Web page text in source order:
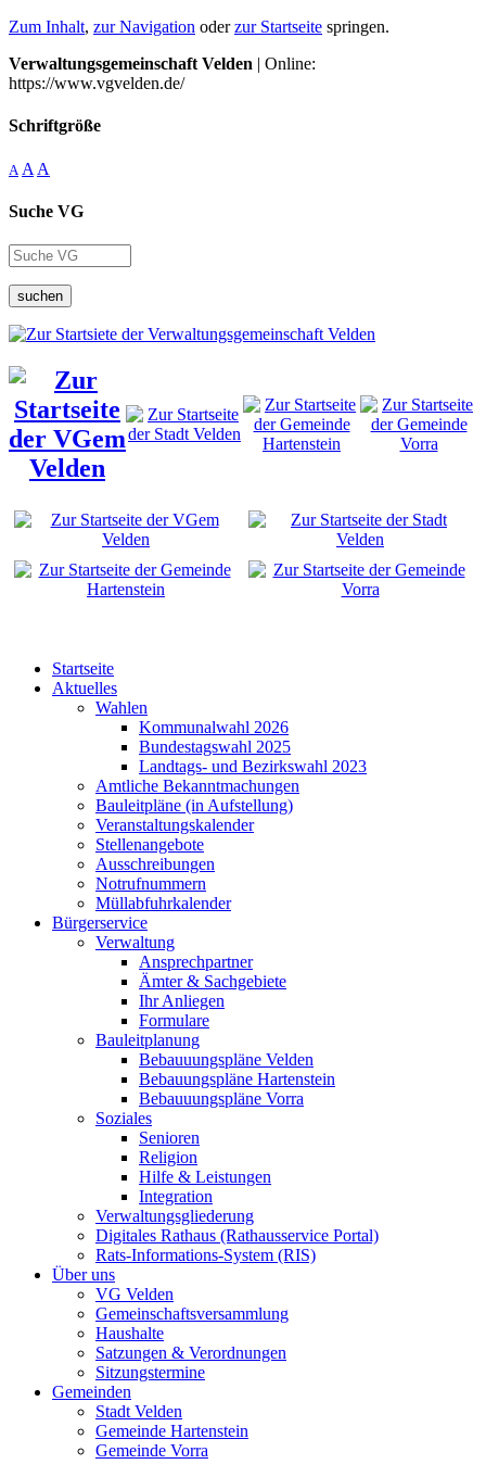
Zum Inhalt, zur Navigation oderzur Startseite springen.
Verwaltungsgemeinschaft Velden | Online:
https://www.vgvelden.de/
Schriftgröße
A A A
Suche VG
suchen
Startseite
Aktuelles
Wahlen
Kommunalwahl 2026
Bundestagswahl 2025
Landtags- und Bezirkswahl 2023
Amtliche Bekanntmachungen
Bauleitpläne (in Aufstellung)
Veranstaltungskalender
Stellenangebote
Ausschreibungen
Notrufnummern
Müllabfuhrkalender
Bürgerservice
Verwaltung
Ansprechpartner
Ämter & Sachgebiete
Ihr Anliegen
Formulare
Bauleitplanung
Bebauuungspläne Velden
Bebauungspläne Hartenstein
Bebauuungspläne Vorra
Soziales
Senioren
Religion
Hilfe & Leistungen
Integration
Verwaltungsgliederung
Digitales Rathaus (Rathausservice Portal)
Rats-Informations-System (RIS)
Über uns
VG Velden
Gemeinschaftsversammlung
Haushalte
Satzungen & Verordnungen
Sitzungstermine
Gemeinden
Stadt Velden
Gemeinde Hartenstein
Gemeinde Vorra